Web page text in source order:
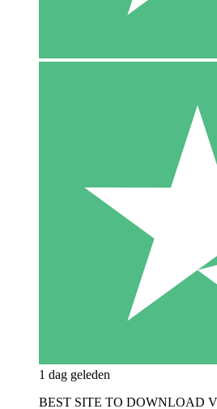
1 dag geleden
BEST SITE TO DOWNLOAD